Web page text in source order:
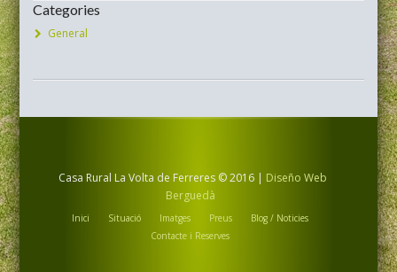
Categories
General
Casa Rural La Volta de Ferreres © 2016 | Diseño Web
Berguedà
Inici Situació Imatges Preus
Blog / Noticies
Contacte i Reserves